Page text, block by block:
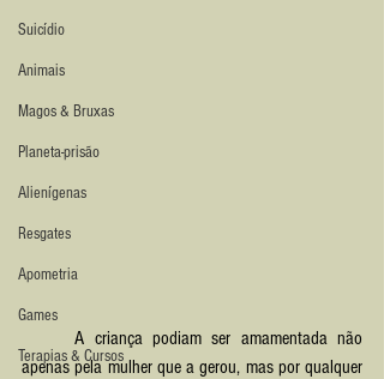
Suicídio
Animais
Magos & Bruxas
Planeta-prisão
Alienígenas
Resgates
Apometria
Games
Terapias & Cursos
	A criança podiam ser amamentada não
apenas pela mulher que a gerou, mas por qualquer